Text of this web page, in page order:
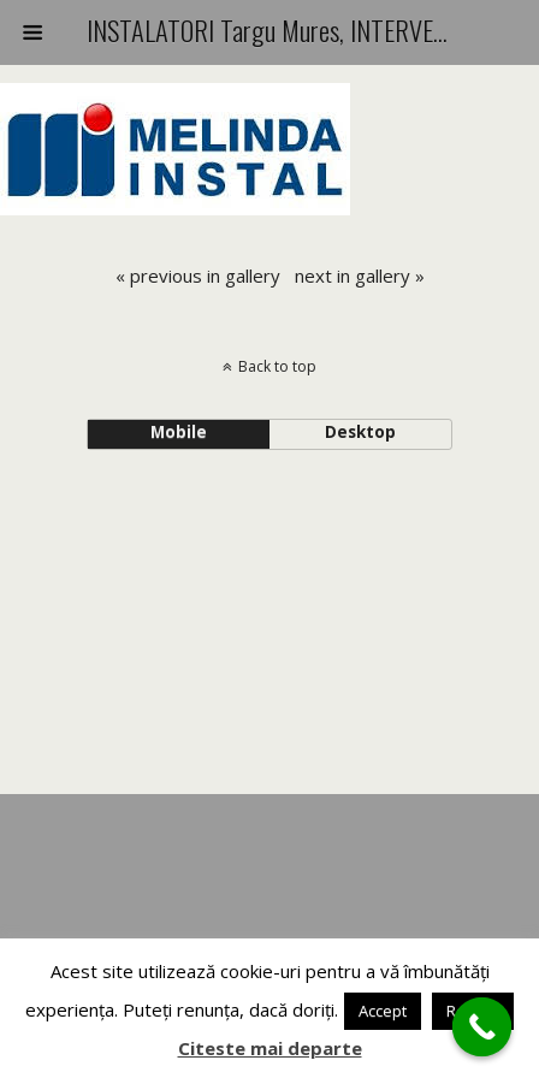
INSTALATORI Targu Mures, INTERVENTII-REPARATII-URGENTE
« previous in gallery next in gallery »
Back to top
Mobile Desktop
Acest site utilizează cookie-uri pentru a vă îmbunătăți
experiența. Puteți renunța, dacă doriți.
Accept Refuza
Citeste mai departe